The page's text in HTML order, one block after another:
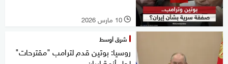
l 10 مارس 2026
شرق أوسط
روسيا: بوتين قدم لترامب "مقترحات"